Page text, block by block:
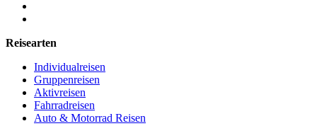
Reisearten
Individualreisen
Gruppenreisen
Aktivreisen
Fahrradreisen
Auto & Motorrad Reisen